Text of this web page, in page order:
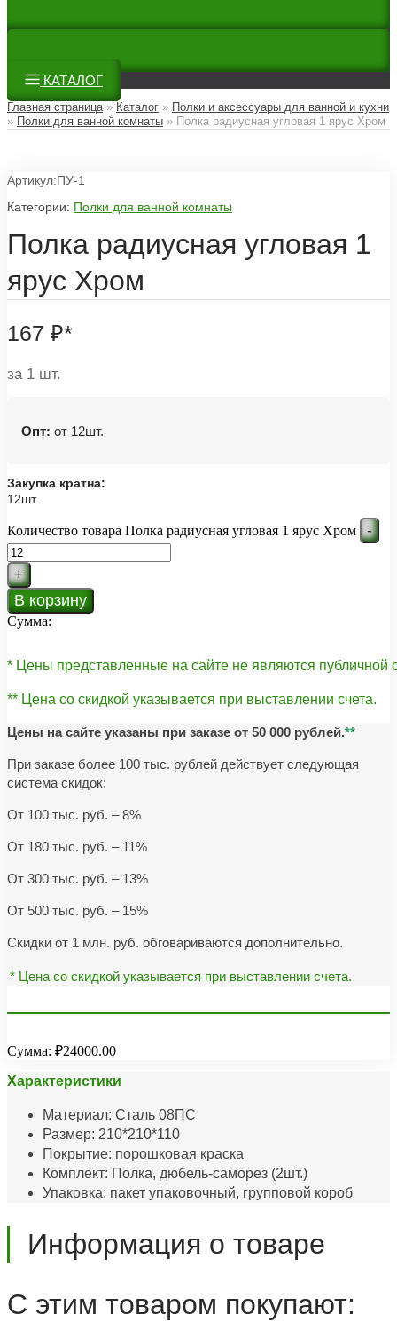
КАТАЛОГ
Главная страница» Каталог » Полки и аксессуары для ванной и кухни
» Полки для ванной комнаты » Полка радиусная угловая 1 ярус Хром
Артикул:ПУ-1
Категории: Полки для ванной комнаты
Полка радиусная угловая 1
ярус Хром
167 ₽*
за 1 шт.
Опт: от 12шт.
Закупка кратна:
12шт.
Количество товара Полка радиусная угловая 1 ярус Хром -
+
В корзину
Сумма:
* Цены представленные на сайте не являются публичной
** Цена со скидкой указывается при выставлении счета.
Цены на сайте указаны при заказе от 50 000 рублей.**
При заказе более 100 тыс. рублей действует следующая
система скидок:
От 100 тыс. руб. – 8%
От 180 тыс. руб. – 11%
От 300 тыс. руб. – 13%
От 500 тыс. руб. – 15%
Скидки от 1 млн. руб. обговариваются дополнительно.
* Цена со скидкой указывается при выставлении счета.
Сумма: ₽24000.00
Характеристики
Материал: Сталь 08ПС
Размер: 210*210*110
Покрытие: порошковая краска
Комплект: Полка, дюбель-саморез (2шт.)
Упаковка: пакет упаковочный, групповой короб
Информация о товаре
С этим товаром покупают: